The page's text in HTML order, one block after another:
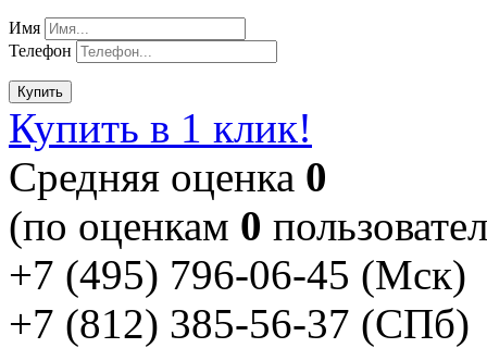
Имя
Телефон
Купить
Купить в 1 клик!
Cредняя оценка 0
(по оценкам 0
+7 (495) 796-06-45 (Мск)
+7 (812) 385-56-37 (СПб)